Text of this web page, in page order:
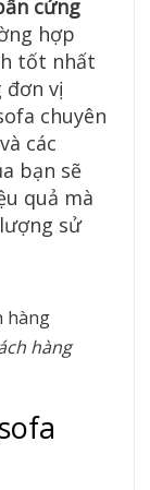
cứng
hợp
tốt nhất
vị
chuyên
các
bạn sẽ
quả mà
sử
hàng